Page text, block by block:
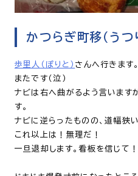
かつらぎ町移（うつ
歩里人（ぽりと） さんへ行きます。
またです（泣）
ナビは右へ曲がるよう言います
す。
ナビに逆らったものの、道幅狭い
これ以上は！無理だ！
一旦退却します。看板を信じて！